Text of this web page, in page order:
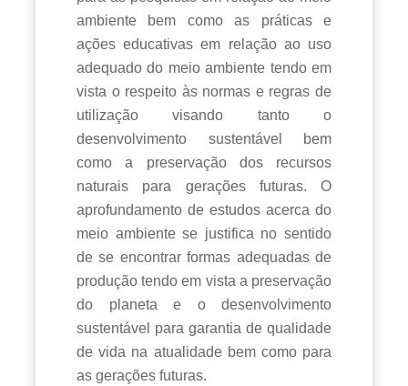
ambiente bem como as práticas e
ações educativas em relação ao uso
adequado do meio ambiente tendo em
vista o respeito às normas e regras de
utilização visando tanto o
desenvolvimento sustentável bem
como a preservação dos recursos
naturais para gerações futuras. O
aprofundamento de estudos acerca do
meio ambiente se justifica no sentido
de se encontrar formas adequadas de
produção tendo em vista a preservação
do planeta e o desenvolvimento
sustentável para garantia de qualidade
de vida na atualidade bem como para
as gerações futuras.